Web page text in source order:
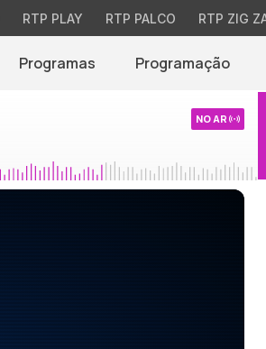
RTP PLAY RTP PALCO RTP ZIG
Programas Programação
NO AR